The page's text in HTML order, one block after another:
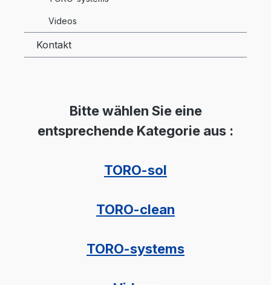
Videos
Kontakt
Bitte wählen Sie eine
entsprechende Kategorie aus :
TORO-sol
TORO-clean
TORO-systems